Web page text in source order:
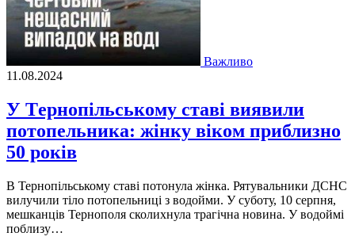
Важливо
11.08.2024
У Тeрнопільському стaві виявили
потопельника: жінку віком приблизно
50 років
В Тернопільському ставі потонула жінка. Рятувальники ДСНС
вилучили тіло потопельниці з водойми. У суботу, 10 серпня,
мешканців Тернополя сколихнула трагічна новина. У водоймі
поблизу…